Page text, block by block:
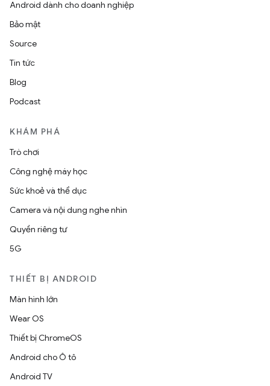
Android dành cho doanh nghiệp
Bảo mật
Source
Tin tức
Blog
Podcast
KHÁM PHÁ
Trò chơi
Công nghệ máy học
Sức khoẻ và thể dục
Camera và nội dung nghe nhìn
Quyền riêng tư
5G
THIẾT BỊ ANDROID
Màn hình lớn
Wear OS
Thiết bị ChromeOS
Android cho Ô tô
Android TV